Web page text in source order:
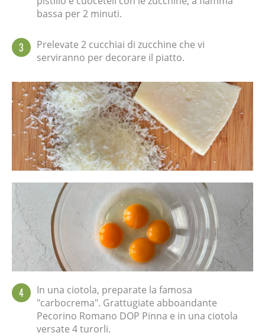
bassa per 2 minuti.
3
Prelevate 2 cucchiai di zucchine che vi
serviranno per decorare il piatto.
4
In una ciotola, preparate la famosa
"carbocrema". Grattugiate abboandante
Pecorino Romano DOP Pinna e in una ciotola
versate 4 turorli.